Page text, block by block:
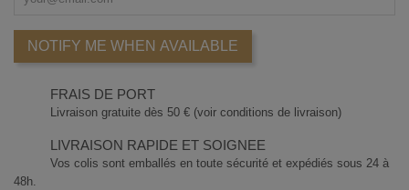
NOTIFY ME WHEN AVAILABLE
FRAIS DE PORT
Livraison gratuite dès 50 € (voir conditions de livraison)
LIVRAISON RAPIDE ET SOIGNEE
Vos colis sont emballés en toute sécurité et expédiés sous 24 à
48h.